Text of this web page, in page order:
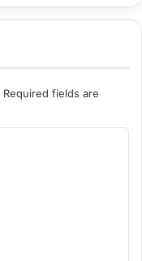
Required fields are